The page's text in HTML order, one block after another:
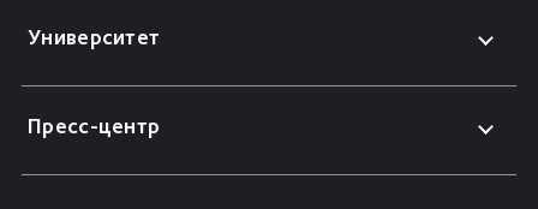
Университет
Пресс-центр